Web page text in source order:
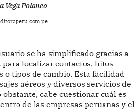
Vega Polanco
se ha simplificado gracias a
localizar contactos, hitos
o tipos de cambio. Esta facilidad
aéreos y diversos servicios de
cabe cuestionar cuál es
de las empresas peruanas y el